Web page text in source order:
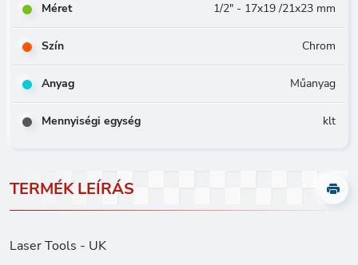
TERMÉK LEÍRÁS
Laser Tools - UK
Méret 1/2" - 17x19 /21x23 mm
Szín Chrom
Anyag Műanyag
Mennyiségi egység klt